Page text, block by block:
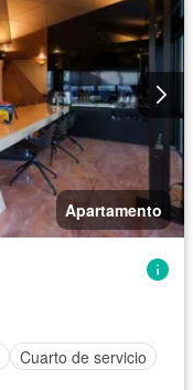
Apartamento
Cuarto de servicio